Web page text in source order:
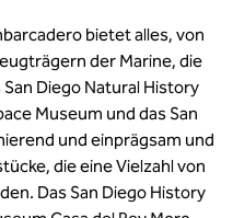
bietet alles, von
der Marine, die
Diego Natural History
Museum und das San
und einprägsam und
die eine Vielzahl von
Das San Diego History